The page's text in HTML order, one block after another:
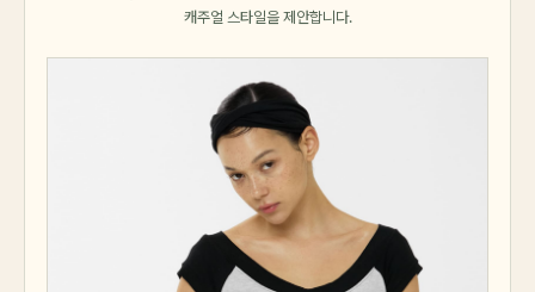
캐주얼 스타일을 제안합니다.